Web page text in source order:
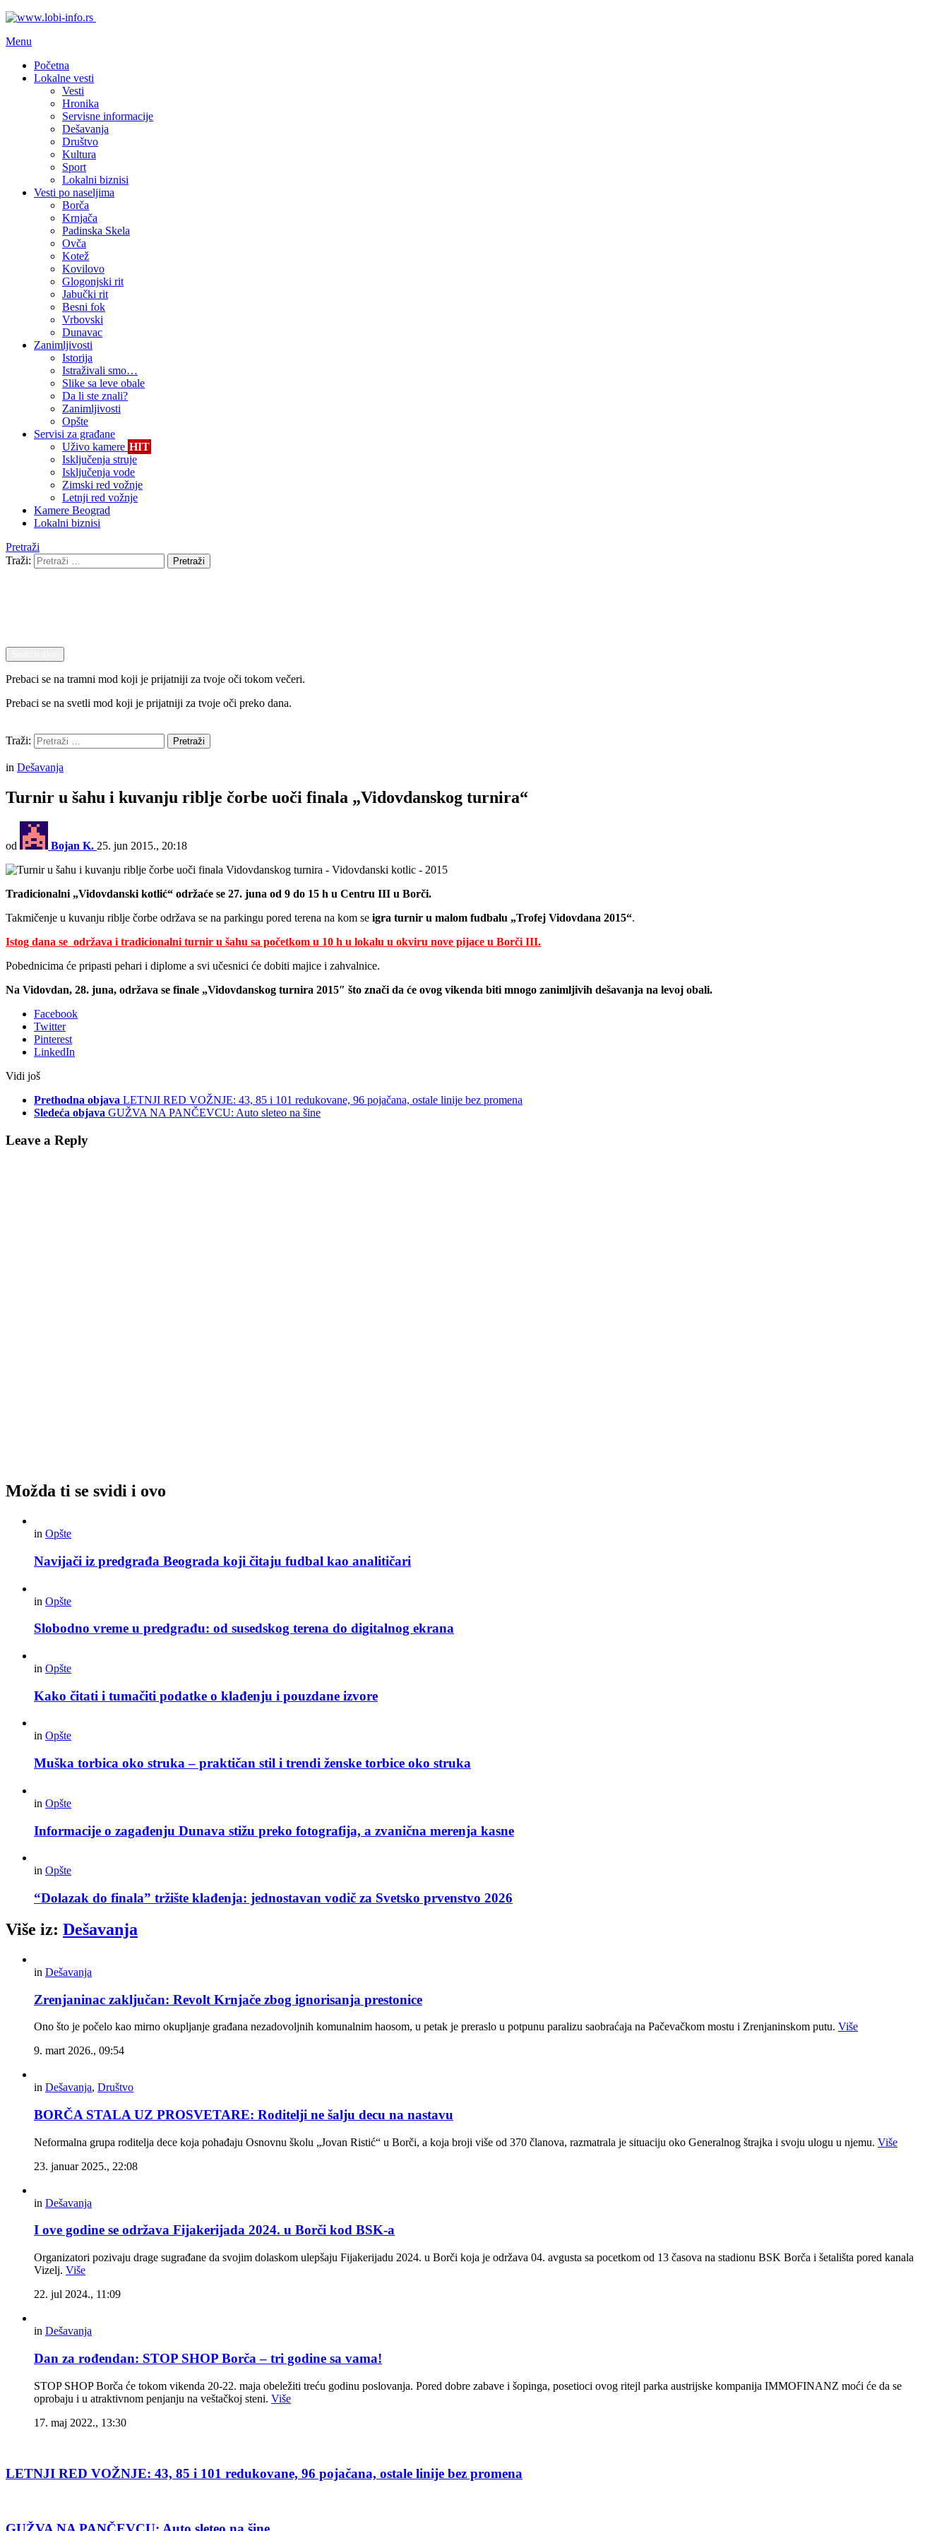
Menu
Početna
Lokalne vesti
Vesti
Hronika
Servisne informacije
Dešavanja
Društvo
Kultura
Sport
Lokalni biznisi
Vesti po naseljima
Borča
Krnjača
Padinska Skela
Ovča
Kotež
Kovilovo
Glogonjski rit
Jabučki rit
Besni fok
Vrbovski
Dunavac
Zanimljivosti
Istorija
Istraživali smo…
Slike sa leve obale
Da li ste znali?
Zanimljivosti
Opšte
Servisi za građane
Uživo kamere HIT
Isključenja struje
Isključenja vode
Zimski red vožnje
Letnji red vožnje
Kamere Beograd
Lokalni biznisi
Pretraži
Traži:
Pretraži
Prebaci se na tramni mod koji je prijatniji za tvoje oči tokom večeri.
Prebaci se na svetli mod koji je prijatniji za tvoje oči preko dana.
Traži:
Pretraži
in Dešavanja
Turnir u šahu i kuvanju riblje čorbe uoči finala „Vidovdanskog turnira“
od Bojan K. 25. jun 2015., 20:18
Tradicionalni „Vidovdanski kotlić“ održaće se 27. juna od 9 do 15 h u Centru III u Borči.
Takmičenje u kuvanju riblje čorbe održava se na parkingu pored terena na kom se igra turnir u malom fudbalu „Trofej Vidovdana 2015“.
Istog dana se održava i tradicionalni turnir u šahu sa početkom u 10 h u lokalu u okviru nove pijace u Borči III.
Pobednicima će pripasti pehari i diplome a svi učesnici će dobiti majice i zahvalnice.
Na Vidovdan, 28. juna, održava se finale „Vidovdanskog turnira 2015″ što znači da će ovog vikenda biti mnogo zanimljivih dešavanja na levoj obali.
Facebook
Twitter
Pinterest
LinkedIn
Vidi još
Prethodna objava LETNJI RED VOŽNJE: 43, 85 i 101 redukovane, 96 pojačana, ostale linije bez promena
Sledeća objava GUŽVA NA PANČEVCU: Auto sleteo na šine
Leave a Reply
Možda ti se svidi i ovo
in Opšte
Navijači iz predgrađa Beograda koji čitaju fudbal kao analitičari
in Opšte
Slobodno vreme u predgrađu: od susedskog terena do digitalnog ekrana
in Opšte
Kako čitati i tumačiti podatke o klađenju i pouzdane izvore
in Opšte
Muška torbica oko struka – praktičan stil i trendi ženske torbice oko struka
in Opšte
Informacije o zagađenju Dunava stižu preko fotografija, a zvanična merenja kasne
in Opšte
“Dolazak do finala” tržište klađenja: jednostavan vodič za Svetsko prvenstvo 2026
Više iz: Dešavanja
in Dešavanja
Zrenjaninac zaključan: Revolt Krnjače zbog ignorisanja prestonice
Ono što je počelo kao mirno okupljanje građana nezadovoljnih komunalnim haosom, u petak je preraslo u potpunu paralizu saobraćaja na Pačevačkom mostu i Zrenjaninskom putu. Više
9. mart 2026., 09:54
in Dešavanja, Društvo
BORČA STALA UZ PROSVETARE: Roditelji ne šalju decu na nastavu
Neformalna grupa roditelja dece koja pohađaju Osnovnu školu „Jovan Ristić“ u Borči, a koja broji više od 370 članova, razmatrala je situaciju oko Generalnog štrajka i svoju ulogu u njemu. Više
23. januar 2025., 22:08
in Dešavanja
I ove godine se održava Fijakerijada 2024. u Borči kod BSK-a
Organizatori pozivaju drage sugrađane da svojim dolaskom ulepšaju Fijakerijadu 2024. u Borči koja je održava 04. avgusta sa pocetkom od 13 časova na stadionu BSK Borča i šetališta pored kanala
Vizelj. Više
22. jul 2024., 11:09
in Dešavanja
Dan za rođendan: STOP SHOP Borča – tri godine sa vama!
STOP SHOP Borča će tokom vikenda 20-22. maja obeležiti treću godinu poslovanja. Pored dobre zabave i šopinga, posetioci ovog ritejl parka austrijske kompanija IMMOFINANZ moći će da se
oprobaju i u atraktivnom penjanju na veštačkoj steni. Više
17. maj 2022., 13:30
LETNJI RED VOŽNJE: 43, 85 i 101 redukovane, 96 pojačana, ostale linije bez promena